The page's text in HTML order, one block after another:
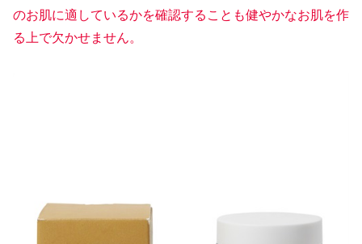
のお肌に適しているかを確認することも健やかなお肌を作
る上で欠かせません。